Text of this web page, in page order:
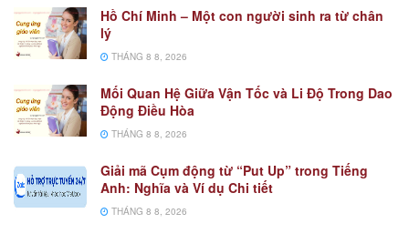
Hồ Chí Minh – Một con người sinh ra từ chân
lý
THÁNG 8 8, 2026
Mối Quan Hệ Giữa Vận Tốc và Li Độ Trong Dao
Động Điều Hòa
THÁNG 8 8, 2026
Giải mã Cụm động từ “Put Up” trong Tiếng
Anh: Nghĩa và Ví dụ Chi tiết
THÁNG 8 8, 2026